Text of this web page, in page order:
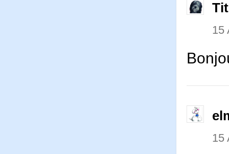
15
15